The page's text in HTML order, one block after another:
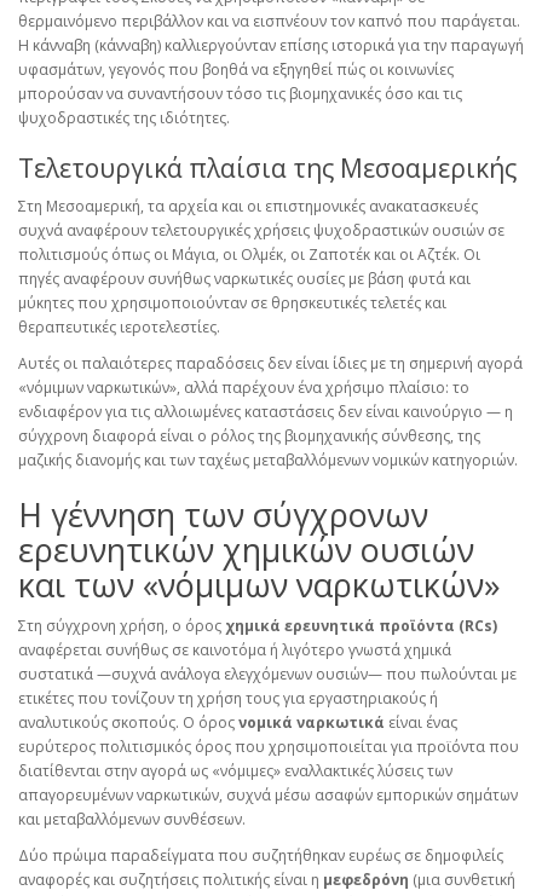
θερμαινόμενο περιβάλλον και να εισπνέουν τον καπνό που παράγεται.
Η κάνναβη (κάνναβη) καλλιεργούνταν επίσης ιστορικά για την παραγωγή
υφασμάτων, γεγονός που βοηθά να εξηγηθεί πώς οι κοινωνίες
μπορούσαν να συναντήσουν τόσο τις βιομηχανικές όσο και τις
ψυχοδραστικές της ιδιότητες.
Τελετουργικά πλαίσια της Μεσοαμερικής
Στη Μεσοαμερική, τα αρχεία και οι επιστημονικές ανακατασκευές
συχνά αναφέρουν τελετουργικές χρήσεις ψυχοδραστικών ουσιών σε
πολιτισμούς όπως οι Μάγια, οι Ολμέκ, οι Ζαποτέκ και οι Αζτέκ. Οι
πηγές αναφέρουν συνήθως ναρκωτικές ουσίες με βάση φυτά και
μύκητες που χρησιμοποιούνταν σε θρησκευτικές τελετές και
θεραπευτικές ιεροτελεστίες.
Αυτές οι παλαιότερες παραδόσεις δεν είναι ίδιες με τη σημερινή αγορά
«νόμιμων ναρκωτικών», αλλά παρέχουν ένα χρήσιμο πλαίσιο: το
ενδιαφέρον για τις αλλοιωμένες καταστάσεις δεν είναι καινούργιο — η
σύγχρονη διαφορά είναι ο ρόλος της βιομηχανικής σύνθεσης, της
μαζικής διανομής και των ταχέως μεταβαλλόμενων νομικών κατηγοριών.
Η γέννηση των σύγχρονων
ερευνητικών χημικών ουσιών
και των «νόμιμων ναρκωτικών»
Στη σύγχρονη χρήση, ο όρος χημικά ερευνητικά προϊόντα (RCs)
αναφέρεται συνήθως σε καινοτόμα ή λιγότερο γνωστά χημικά
συστατικά —συχνά ανάλογα ελεγχόμενων ουσιών— που πωλούνται με
ετικέτες που τονίζουν τη χρήση τους για εργαστηριακούς ή
αναλυτικούς σκοπούς. Ο όροςνομικά ναρκωτικά είναι ένας
ευρύτερος πολιτισμικός όρος που χρησιμοποιείται για προϊόντα που
διατίθενται στην αγορά ως «νόμιμες» εναλλακτικές λύσεις των
απαγορευμένων ναρκωτικών, συχνά μέσω ασαφών εμπορικών σημάτων
και μεταβαλλόμενων συνθέσεων.
Δύο πρώιμα παραδείγματα που συζητήθηκαν ευρέως σε δημοφιλείς
αναφορές και συζητήσεις πολιτικής είναι η μεφεδρόνη (μια συνθετική